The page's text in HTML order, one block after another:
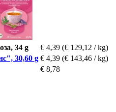
34 g € 4,39 (€ 129,12 / kg)
30,60 g € 4,39 (€ 143,46 / kg)
€ 8,78